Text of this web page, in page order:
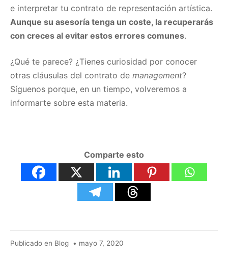
e interpretar tu contrato de representación artística.
Aunque su asesoría tenga un coste, la recuperarás
con creces al evitar estos errores comunes.
¿Qué te parece? ¿Tienes curiosidad por conocer
otras cláusulas del contrato de management?
Síguenos porque, en un tiempo, volveremos a
informarte sobre esta materia.
Comparte esto
Publicado en Blog • mayo 7, 2020